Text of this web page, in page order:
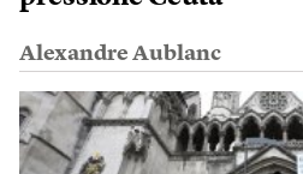
Alexandre Aublanc